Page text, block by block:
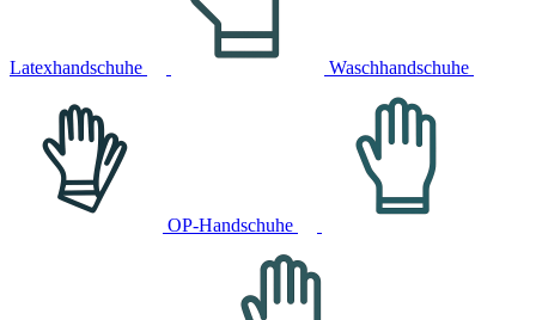
Latexhandschuhe Waschhandschuhe
OP-Handschuhe